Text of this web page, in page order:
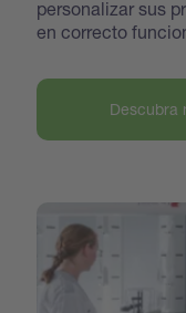
personalizar sus
en correcto
Descubra